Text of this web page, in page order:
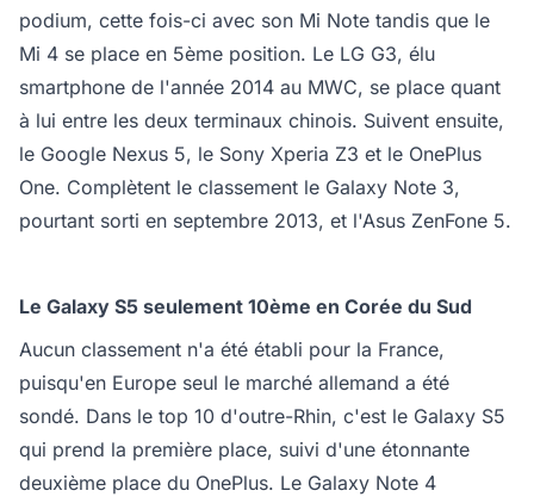
podium, cette fois-ci avec son Mi Note tandis que le
Mi 4 se place en 5ème position. Le LG G3, élu
smartphone de l'année 2014 au MWC, se place quant
à lui entre les deux terminaux chinois. Suivent ensuite,
le Google Nexus 5, le Sony Xperia Z3 et le OnePlus
One. Complètent le classement le Galaxy Note 3,
pourtant sorti en septembre 2013, et l'Asus ZenFone 5.
Le Galaxy S5 seulement 10ème en Corée du Sud
Aucun classement n'a été établi pour la France,
puisqu'en Europe seul le marché allemand a été
sondé. Dans le top 10 d'outre-Rhin, c'est le Galaxy S5
qui prend la première place, suivi d'une étonnante
deuxième place du OnePlus. Le Galaxy Note 4